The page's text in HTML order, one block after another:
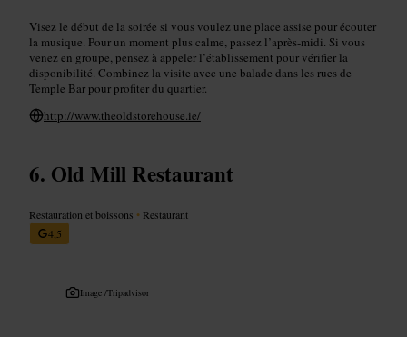
Visez le début de la soirée si vous voulez une place assise pour écouter
la musique. Pour un moment plus calme, passez l’après-midi. Si vous
venez en groupe, pensez à appeler l’établissement pour vérifier la
disponibilité. Combinez la visite avec une balade dans les rues de
Temple Bar pour profiter du quartier.
http://www.theoldstorehouse.ie/
Old Mill Restaurant
Restauration et boissons • Restaurant
4,5
Image /Tripadvisor